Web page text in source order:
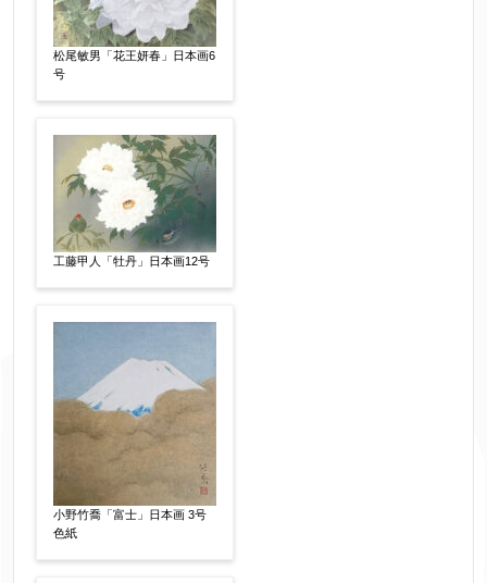
作品の画題 【任意】
日本画
油彩画
素描
立体
その他
絵の画面サイズ 【任意】
【任意】
額装
軸装
その他
サイン等の有無
【任意】
サイン有(自筆)
松尾敏男「花王妍春」日本画6
号
工藤甲人「牡丹」日本画12号
小野竹喬「富士」日本画 3号
色紙